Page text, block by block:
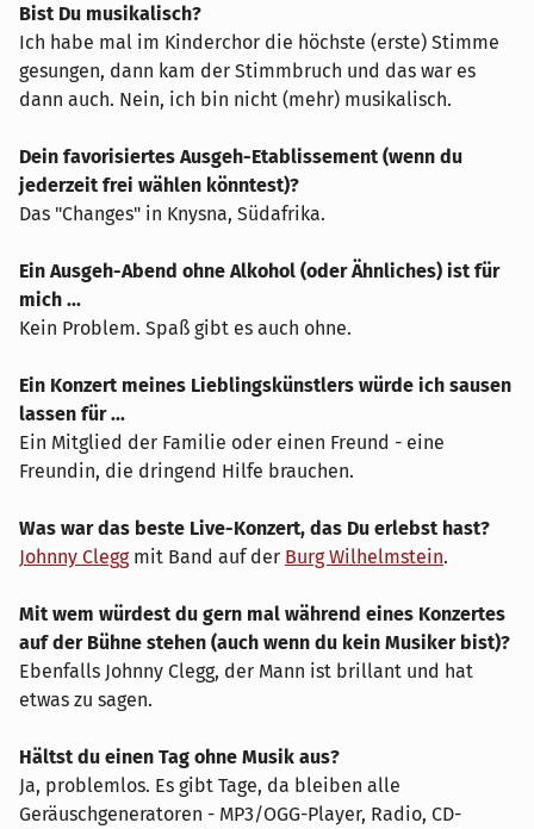
Bist Du musikalisch?
Ich habe mal im Kinderchor die höchste (erste) Stimme
gesungen, dann kam der Stimmbruch und das war es
dann auch. Nein, ich bin nicht (mehr) musikalisch.
Dein favorisiertes Ausgeh-Etablissement (wenn du
jederzeit frei wählen könntest)?
Das "Changes" in Knysna, Südafrika.
Ein Ausgeh-Abend ohne Alkohol (oder Ähnliches) ist für
mich ...
Kein Problem. Spaß gibt es auch ohne.
Ein Konzert meines Lieblingskünstlers würde ich sausen
lassen für ...
Ein Mitglied der Familie oder einen Freund - eine
Freundin, die dringend Hilfe brauchen.
Was war das beste Live-Konzert, das Du erlebst hast?
Johnny Cleggmit Band auf der Burg Wilhelmstein.
Mit wem würdest du gern mal während eines Konzertes
auf der Bühne stehen (auch wenn du kein Musiker bist)?
Ebenfalls Johnny Clegg, der Mann ist brillant und hat
etwas zu sagen.
Hältst du einen Tag ohne Musik aus?
Ja, problemlos. Es gibt Tage, da bleiben alle
Geräuschgeneratoren - MP3/OGG-Player, Radio, CD-